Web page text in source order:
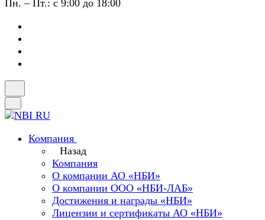
Пн. – Пт.: с 9:00 до 18:00
Компания
Назад
Компания
О компании АО «НБИ»
О компании ООО «НБИ-ЛАБ»
Достижения и награды «НБИ»
Лицензии и сертификаты АО «НБИ»